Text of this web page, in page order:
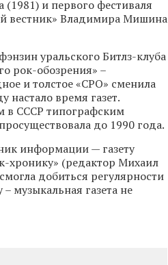
(1981) и первого фестиваля
вестник» Владимира Мишина
уральского Битлз-клуба
рок-обозрения» –
и толстое «СРО» сменила
настало время газет.
в СССР типографским
до 1990 года.
информации — газету
хронику» (редактор Михаил
добиться регулярности
музыкальная газета не